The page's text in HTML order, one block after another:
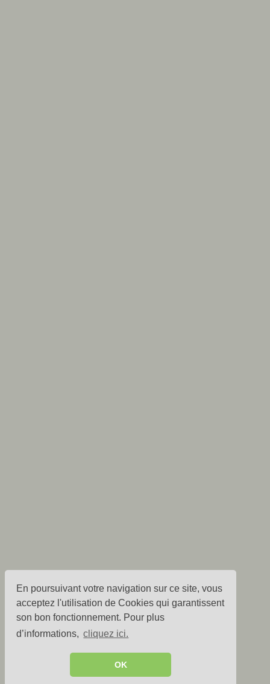
En poursuivant votre navigation sur ce site, vous
acceptez l'utilisation de Cookies qui garantissent
son bon fonctionnement. Pour plus
d’informations, cliquez ici.
OK